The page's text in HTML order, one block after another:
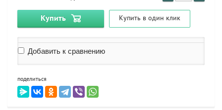
Купить Купить в один клик
Добавить к сравнению
поделиться